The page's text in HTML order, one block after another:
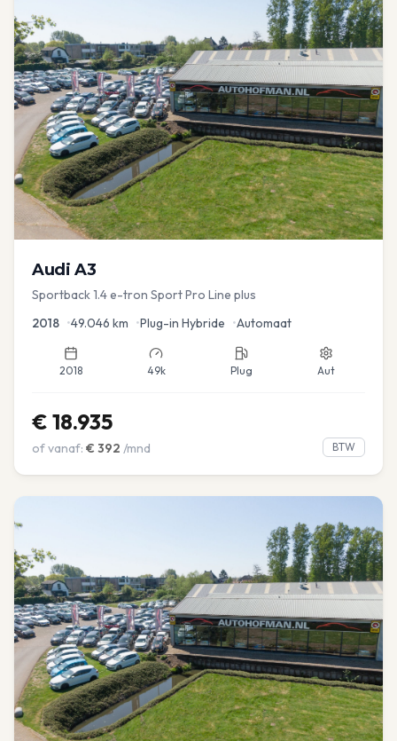
Audi A3
Sportback 1.4 e-tron Sport Pro Line plus
2018 •49.046 km •Plug-in Hybride •Automaat
2018 49k Plug Aut
€ 18.935
of vanaf: € 392 /mnd BTW